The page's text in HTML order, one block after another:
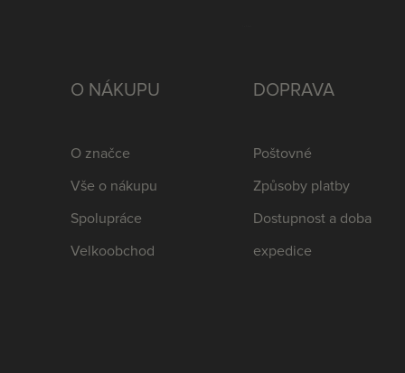
O NÁKUPU
O značce
Vše o nákupu
Spolupráce
Velkoobchod
DOPRAVA
Poštovné
Způsoby platby
Dostupnost a doba
expedice